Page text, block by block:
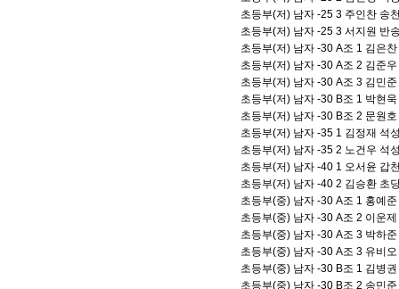
초등부(저) 남자 -25 3 주인찬 송
초등부(저) 남자 -25 3 서지원 반
초등부(저) 남자 -30 A조 1 김은
초등부(저) 남자 -30 A조 2 김준
초등부(저) 남자 -30 A조 3 김민
초등부(저) 남자 -30 B조 1 박현
초등부(저) 남자 -30 B조 2 문원
초등부(저) 남자 -35 1 김정재 석
초등부(저) 남자 -35 2 노건우 석
초등부(저) 남자 -40 1 오서윤 갑
초등부(저) 남자 -40 2 김승환 초
초등부(중) 남자 -30 A조 1 홍예
초등부(중) 남자 -30 A조 2 이운
초등부(중) 남자 -30 A조 3 박하
초등부(중) 남자 -30 A조 3 유비
초등부(중) 남자 -30 B조 1 김병
초등부(중) 남자 -30 B조 2 송민